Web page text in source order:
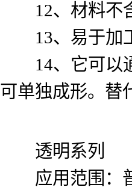
12、材料不含
13、易于加工
14、它可以通
可单独成形。替
透明系列
应用范围：普